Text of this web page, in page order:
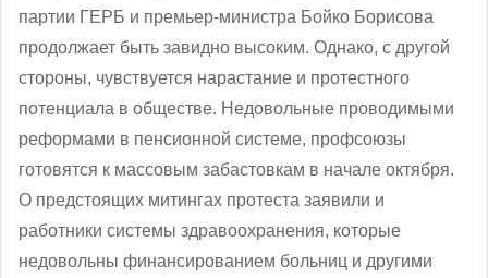
партии ГЕРБ и премьер-министра Бойко Борисова
продолжает быть завидно высоким. Однако, с другой
стороны, чувствуется нарастание и протестного
потенциала в обществе. Недовольные проводимыми
реформами в пенсионной системе, профсоюзы
готовятся к массовым забастовкам в начале октября.
О предстоящих митингах протеста заявили и
работники системы здравоохранения, которые
недовольны финансированием больниц и другими